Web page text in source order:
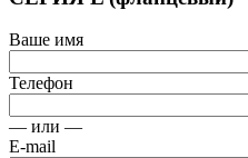
Ваше имя
Телефон
— или —
E-mail